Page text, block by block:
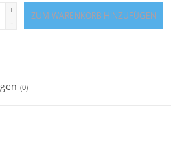
+
-
ZUM WARENKORB HINZUFÜGEN
(0)